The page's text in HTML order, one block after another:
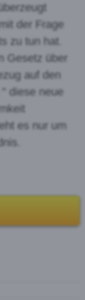
der Frage
zu tun hat.
Gesetz über
auf den
diese neue
es nur um